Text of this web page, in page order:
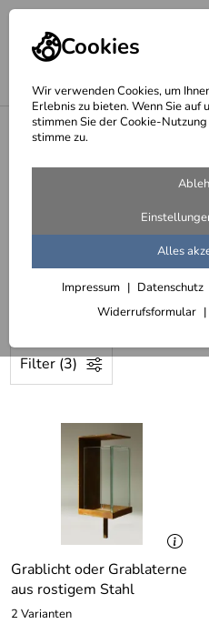
Cookies
Wir verwenden Cookies, um
Erlebnis zu bieten. Wenn Sie auf
stimmen Sie der Cookie-
stimme zu.
Alles
Impressum Datenschutz
Widerrufsformular
Startseite
Seite 15 - Licht,
Kronleuchter,
Deckenleuchten
Filter (3)
Grablicht oder Grablaterne
aus rostigem Stahl
2 Varianten